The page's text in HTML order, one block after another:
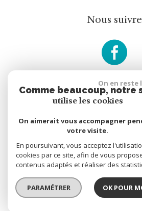
Nous suivre
rèalisé par
© 2026 | Tous droits réservés |
Mentions légales Nos honoraires Liens
Site internet compatible multi-
un seul site adaptable à tous les
On en reste
Comme beaucoup, notre
utilise les cookies
On aimerait vous accompagner
votre visite.
En poursuivant, vous acceptez
cookies par ce site, afin de vous
contenus adaptés et réaliser des
PARAMÉTRER OK POUR